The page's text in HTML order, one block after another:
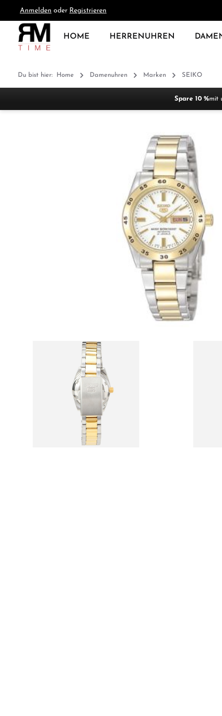
Zur Hauptnavigation springen
Anmelden oder Registrieren
HOME HERRENUHREN
Du bist hier: Home Damenuhren Marken SEIKO
Spare 10 %mit